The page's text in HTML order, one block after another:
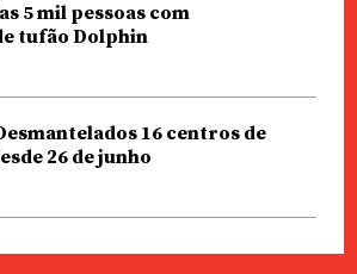
5 mil pessoas com
tufão Dolphin
16 centros de
26 de junho